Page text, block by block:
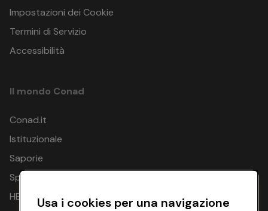
Impostazioni dei Cookie
Termini di Servizio
Accessibilità
Il mondo Conad
Conad.it
Istituzionale
Saporie
Spesa Online
HEYCONADUsa i cookies per una navigazione